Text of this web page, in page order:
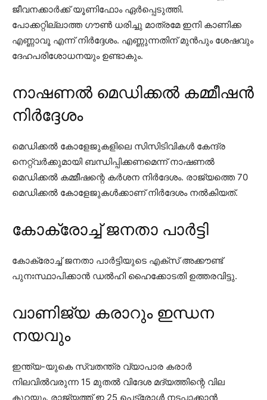
ജീവനക്കാർക്ക് യൂണിഫോം ഏർപ്പെടുത്തി.
പോക്കറ്റില്ലാത്ത ഗൗൺ ധരിച്ചു മാത്രമേ ഇനി കാണിക്ക
എണ്ണാവൂ എന്ന് നിർദ്ദേശം. എണ്ണുന്നതിന് മുൻപും ശേഷവും
ദേഹപരിശോധനയും ഉണ്ടാകും.
നാഷണൽ മെഡിക്കൽ കമ്മീഷൻ
നിർദ്ദേശം
മെഡിക്കൽ കോളേജുകളിലെ സിസിടിവികൾ കേന്ദ്ര
നെറ്റ്വർക്കുമായി ബന്ധിപ്പിക്കണമെന്ന് നാഷണൽ
മെഡിക്കൽ കമ്മീഷന്റെ കർശന നിർദേശം. രാജ്യത്തെ 70
മെഡിക്കൽ കോളേജുകൾക്കാണ് നിർദേശം നൽകിയത്.
കോക്രോച്ച് ജനതാ പാർട്ടി
കോക്രോച്ച് ജനതാ പാർട്ടിയുടെ എക്സ് അക്കൗണ്ട്
പുനഃസ്ഥാപിക്കാൻ ഡൽഹി ഹൈക്കോടതി ഉത്തരവിട്ടു.
വാണിജ്യ കരാറും ഇന്ധന
നയവും
ഇന്ത്യ-യുകെ സ്വതന്ത്ര വ്യാപാര കരാർ
നിലവിൽവരുന്ന 15 മുതൽ വിദേശ മദ്യത്തിന്റെ വില
കുറയും. രാജ്യത്ത് ഇ 25 പെട്രോൾ നടപ്പാക്കാൻ